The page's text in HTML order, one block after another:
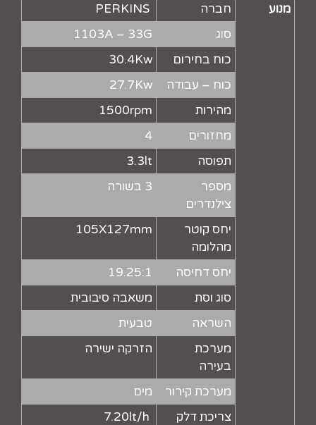
מנוע
חברה
סוג
1103A – 33G
כוח בחירום
30.4Kw
כוח – עבודה
27.7Kw
מהירות
1500rpm
מחזורים
4
תפוסה
3.3lt
מספר
צילנדרים
3 בשורה
יחס קוטר
מהלומה
105X127mm
יחס דחיסה
19.25:1
סוג וסת
משאבה סיבובית
השראה
טבעית
מערכת
בעירה
הזרקה ישירה
מערכת קירור
מים
צריכת דלק